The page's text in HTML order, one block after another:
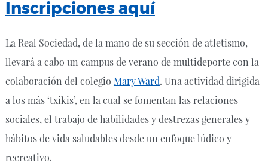
Inscripciones aquí
La Real Sociedad, de la mano de su sección de atletismo,
llevará a cabo un campus de verano de multideporte con la
colaboración del colegio Mary Ward. Una actividad dirigida
a los más ‘txikis’, en la cual se fomentan las relaciones
sociales, el trabajo de habilidades y destrezas generales y
hábitos de vida saludables desde un enfoque lúdico y
recreativo.